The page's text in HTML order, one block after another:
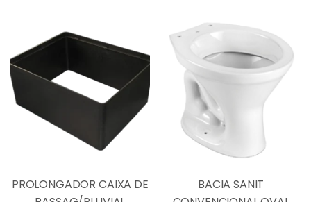
PROLONGADOR CAIXA DE
BACIA SANIT